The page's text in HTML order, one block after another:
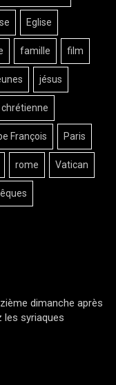
Eglise
famille film
jésus
François Paris
rome Vatican
dimanche après
les syriaques